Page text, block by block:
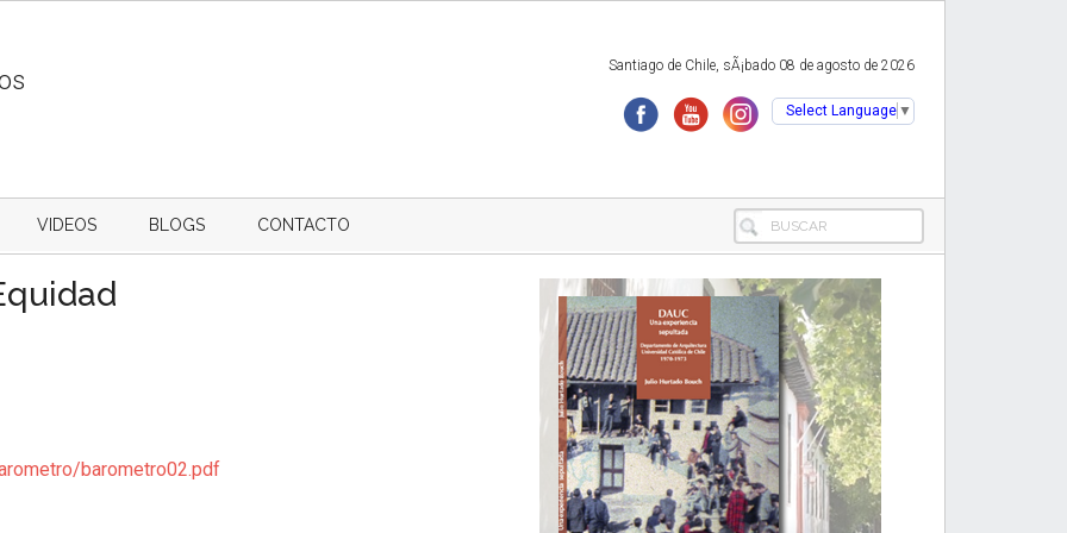
Santiago de Chile, sÃ¡bado 08 de agosto de 2026
Select Language ▼
VIDEOS BLOGS CONTACTO BUSCAR
barometro02.pdf
Primary
Sidebar